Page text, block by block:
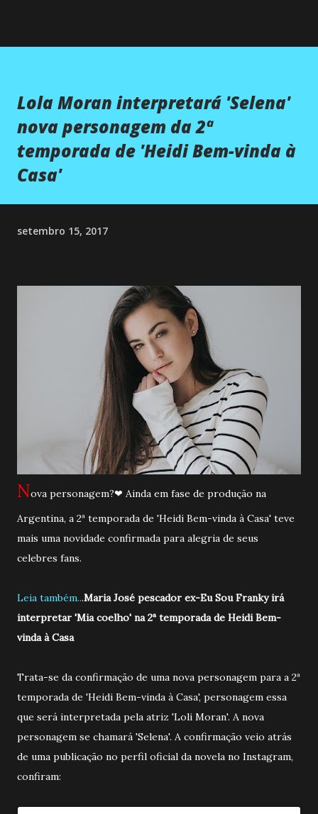
Lola Moran interpretará 'Selena'
nova personagem da 2ª
temporada de 'Heidi Bem-vinda à
Casa'
setembro 15, 2017
Nova personagem?❤ Ainda em fase de produção na
Argentina, a 2ª temporada de 'Heidi Bem-vinda à Casa' teve
mais uma novidade confirmada para alegria de seus
celebres fans.
Leia também...Maria José pescador ex-Eu Sou Franky irá
interpretar 'Mia coelho' na 2ª temporada de Heidi Bem-
vinda à Casa
Trata-se da confirmação de uma nova personagem para a 2ª
temporada de 'Heidi Bem-vinda à Casa', personagem essa
que será interpretada pela atriz 'Loli Moran'. A nova
personagem se chamará 'Selena'. A confirmação veio atrás
de uma publicação no perfil oficial da novela no Instagram,
confiram: